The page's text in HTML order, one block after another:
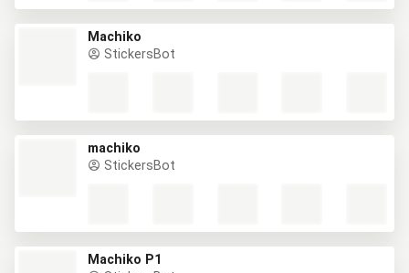
Machiko
StickersBot
machiko
StickersBot
Machiko P1